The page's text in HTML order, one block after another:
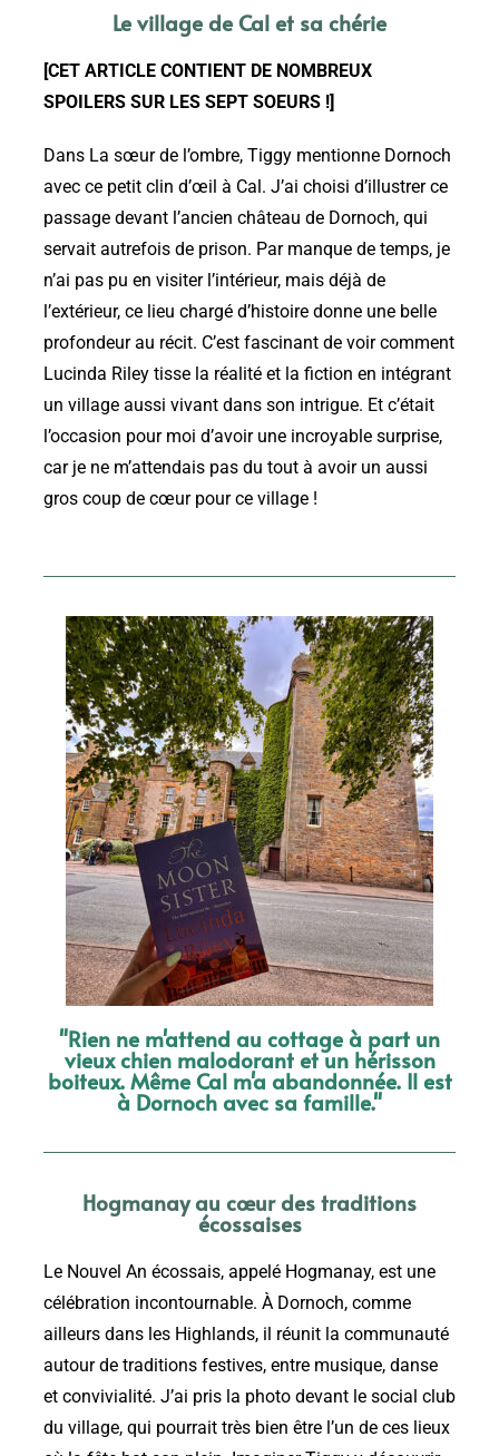
Le village de Cal et sa chérie
[CET ARTICLE CONTIENT DE NOMBREUX
SPOILERS SUR LES SEPT SOEURS !]
Dans La sœur de l’ombre, Tiggy mentionne Dornoch
avec ce petit clin d’œil à Cal. J’ai choisi d’illustrer ce
passage devant l’ancien château de Dornoch, qui
servait autrefois de prison. Par manque de temps, je
n’ai pas pu en visiter l’intérieur, mais déjà de
l’extérieur, ce lieu chargé d’histoire donne une belle
profondeur au récit. C’est fascinant de voir comment
Lucinda Riley tisse la réalité et la fiction en intégrant
un village aussi vivant dans son intrigue. Et c’était
l’occasion pour moi d’avoir une incroyable surprise,
car je ne m’attendais pas du tout à avoir un aussi
gros coup de cœur pour ce village !
"Rien ne m'attend au cottage à part un
vieux chien malodorant et un hérisson
boiteux. Même Cal m'a abandonnée. Il est
à Dornoch avec sa famille."
Hogmanay au cœur des traditions
écossaises
Le Nouvel An écossais, appelé Hogmanay, est une
célébration incontournable. À Dornoch, comme
ailleurs dans les Highlands, il réunit la communauté
autour de traditions festives, entre musique, danse
et convivialité. J’ai pris la photo devant le social club
du village, qui pourrait très bien être l’un de ces lieux